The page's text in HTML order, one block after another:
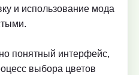
и использование мода
понятный интерфейс,
выбора цветов